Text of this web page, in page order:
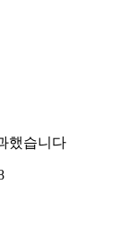
했습니다